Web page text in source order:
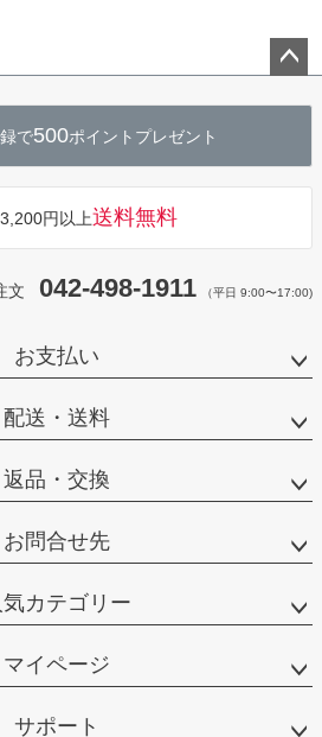
へ
で500ポイントプレゼント
円以上送料無料
文 042-498-1911 （平日 9:00〜17:00)
お支払い
配送・送料
返品・交換
お問合せ先
気カテゴリー
マイページ
サポート